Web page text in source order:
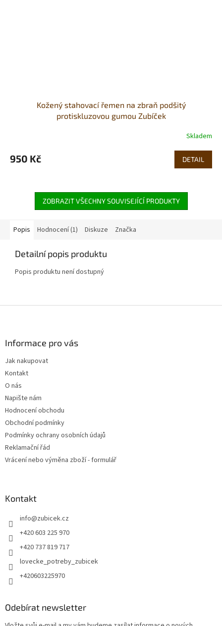
Kožený stahovací řemen na zbraň podšitý
protiskluzovou gumou Zubíček
Skladem
950 Kč DETAIL
ZOBRAZIT VŠECHNY SOUVISEJÍCÍ PRODUKTY
Popis Hodnocení (1) Diskuze Značka
Detailní popis produktu
Popis produktu není dostupný
Informace pro vás
Jak nakupovat
Kontakt
O nás
Napište nám
Hodnocení obchodu
Obchodní podmínky
Podmínky ochrany osobních údajů
Reklamační řád
Vrácení nebo výměna zboží - formulář
Kontakt
info@zubicek.cz
+420 603 225 970
+420 737 819 717
lovecke_potreby_zubicek
+420603225970
Odebírat newsletter